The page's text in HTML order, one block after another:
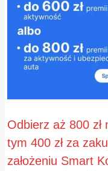
Odbierz aż 800
tym 400 zł za
założeniu Smart